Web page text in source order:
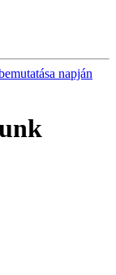
napján